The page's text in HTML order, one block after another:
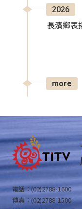
2026
長濱鄉表
more
電話：(02)2788-1600
傳真：(02)2788-1500